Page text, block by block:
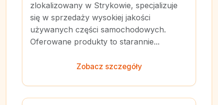
zlokalizowany w Strykowie, specjalizuje
się w sprzedaży wysokiej jakości
używanych części samochodowych.
Oferowane produkty to starannie...
Zobacz szczegóły